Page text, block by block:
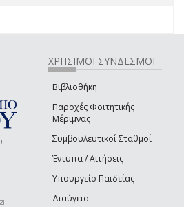
έτος filter
sends e-mail)
ΧΡΗΣΙΜΟΙ ΣΥΝΔΕΣΜΟΙ
Βιβλιοθήκη
Παροχές Φοιτητικής
Μέριμνας
Συμβουλευτικοί Σταθμοί
Έντυπα / Αιτήσεις
Υπουργείο Παιδείας
Διαύγεια